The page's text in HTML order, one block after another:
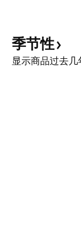
季节性
显示商品过去几